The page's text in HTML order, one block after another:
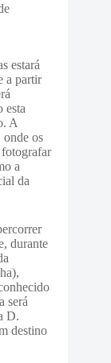
estará
a partir
esta
A
onde os
fotografar
a
da
durante
será
D.
destino